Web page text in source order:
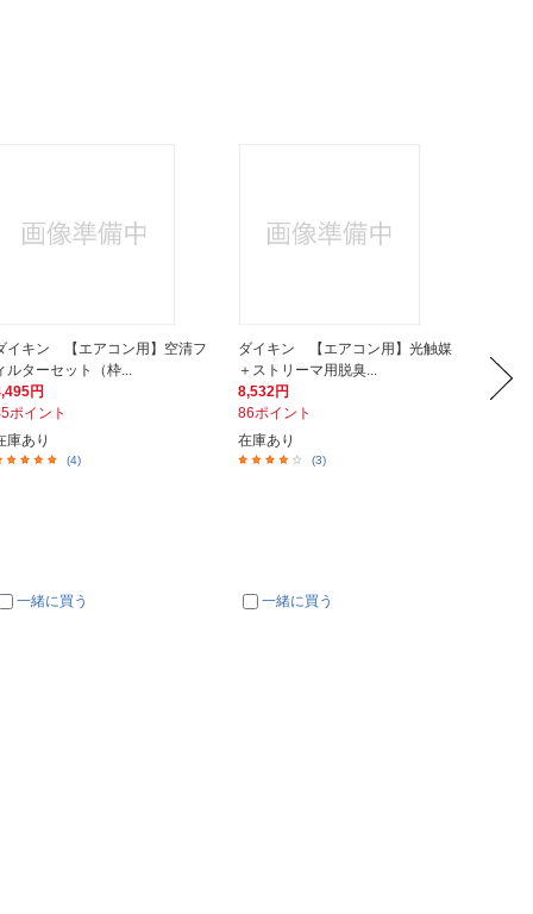
イキン 【エアコン用】空清フ
ルターセット（枠...
円
ポイント
庫あり
(4)
一緒に買う
ダイキン 【エアコン用】光触媒
＋ストリーマ用脱臭...
8,532円
86ポイント
在庫あり
(3)
一緒に買う
空清
3,460円